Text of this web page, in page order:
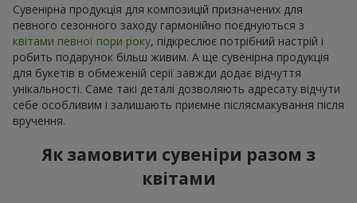
Сувенірна продукція для композицій призначених для
певного сезонного заходу гармонійно поєднуються з
квітами певної пори року, підкреслює потрібний настрій і
робить подарунок більш живим. А ще сувенірна продукція
для букетів в обмеженій серії завжди додає відчуття
унікальності. Саме такі деталі дозволяють адресату відчути
себе особливим і залишають приємне післясмакування після
вручення.
Як замовити сувеніри разом з
квітами